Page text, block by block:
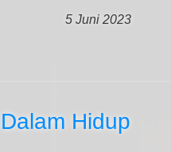
5 Juni 2023
Hidup